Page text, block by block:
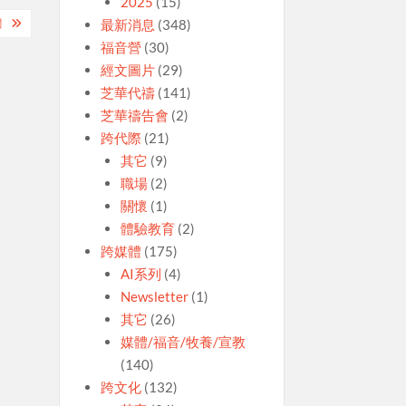
最新消息 (348)
福音營(30)
經文圖片(29)
芝華代禱(141)
芝華禱告會 (2)
跨代際(21)
其它 (9)
職場 (2)
關懷 (1)
體驗教育 (2)
跨媒體 (175)
AI系列 (4)
Newsletter (1)
其它 (26)
媒體/福音/牧養/宣教
(140)
跨文化 (132)